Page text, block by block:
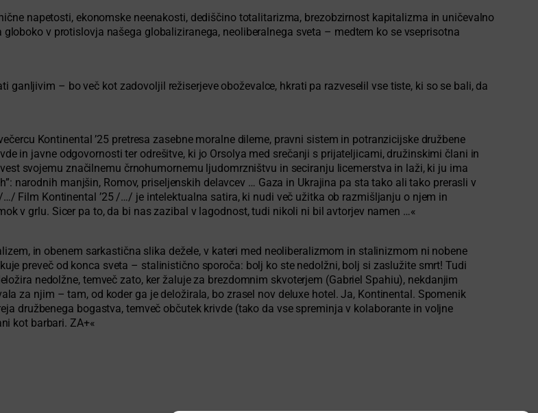
napetosti, ekonomske neenakosti, dediščino totalitarizma, brezobzirnost kapitalizma in uničevalno
v protislovja našega globaliziranega, neoliberalnega sveta – medtem ko se vseprisotna
– bo več kot zadovoljil režiserjeve oboževalce, hkrati pa razveselil vse tiste, ki so se bali, da
Kontinental ’25 pretresa zasebne moralne dileme, pravni sistem in potranzicijske družbene
in javne odgovornosti ter odrešitve, ki jo Orsolya med srečanji s prijateljicami, družinskimi člani in
svojemu značilnemu črnohumornemu ljudomrzništvu in seciranju licemerstva in laži, ki ju ima
narodnih manjšin, Romov, priseljenskih delavcev … Gaza in Ukrajina pa sta tako ali tako prerasli v
Film Kontinental ’25 /…/ je intelektualna satira, ki nudi več užitka ob razmišljanju o njem in
v grlu. Sicer pa to, da bi nas zazibal v lagodnost, tudi nikoli ni bil avtorjev namen …«
in obenem sarkastična slika dežele, v kateri med neoliberalizmom in stalinizmom ni nobene
preveč od konca sveta – stalinistično sporoča: bolj ko ste nedolžni, bolj si zaslužite smrt! Tudi
nedolžne, temveč zato, ker žaluje za brezdomnim skvoterjem (Gabriel Spahiu), nekdanjim
za njim – tam, od koder ga je deložirala, bo zrasel nov deluxe hotel. Ja, Kontinental. Spomenik
družbenega bogastva, temveč občutek krivde (tako da vse spreminja v kolaborante in voljne
kot barbari. ZA+«